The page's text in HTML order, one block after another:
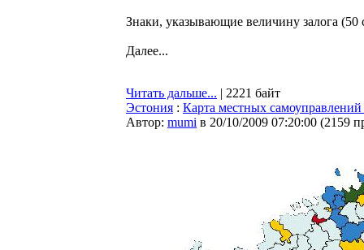
Знаки, указывающие величину залога
Далее...
Читать дальше... | 2221 байт
Эстония : Карта местных
Автор: mumi в 20/10/2009 07:20:00 (2159